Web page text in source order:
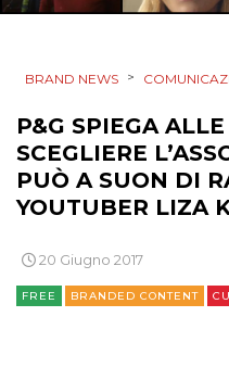
PRODOTTI
CSR
STRATEGIE
BRAND NEWS >
P&G SPIEGA
SCEGLIERE
PUÒ A SUON DI
YOUTUBER LIZA
20 Giugno 2017
FREE BRANDED CONTENT